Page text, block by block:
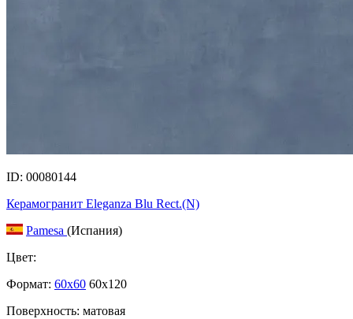
ID: 00080144
Керамогранит Eleganza Blu Rect.(N)
Pamesa (Испания)
Цвет:
Формат: 60x60 60x120
Поверхность: матовая